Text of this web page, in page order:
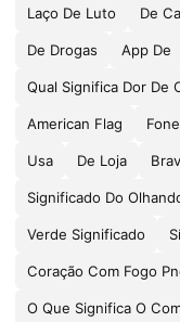
Laço De Luto De
De Drogas App De
Qual Significa Dor De
American Flag
Usa De Loja
Significado Do
Verde Significado
Coração Com Fogo
O Que Significa O